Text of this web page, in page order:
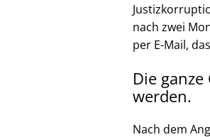
nach zwei
per E-Mail,
Die
werden.
Nach dem